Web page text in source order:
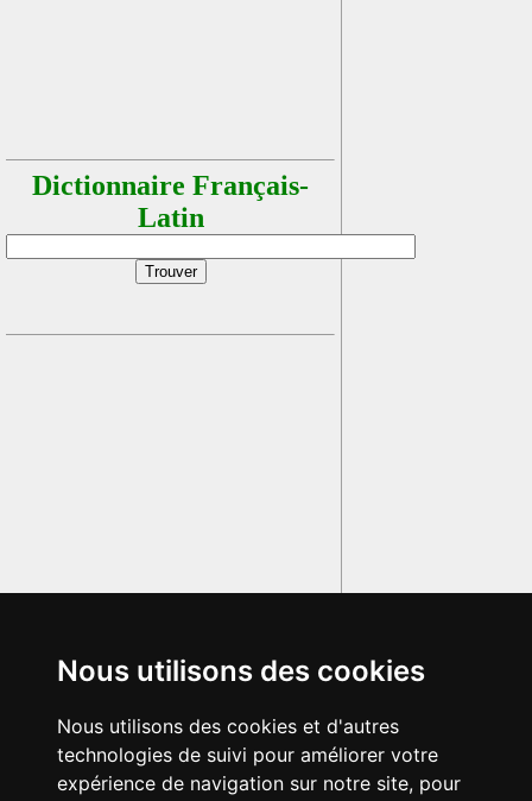
Nous utilisons des cookies
Nous utilisons des cookies et d'autres
technologies de suivi pour améliorer votre
expérience de navigation sur notre site, pour
Dictionnaire Français-
Latin